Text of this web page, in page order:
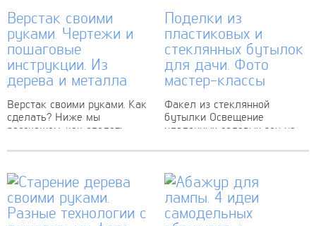
Верстак своими
руками. Чертежи и
пошаговые
инструкции. Из
дерева и металла
Верстак своими руками. Как
сделать? Ниже мы
расскажем, как сделать
металлический верстак
Представленные
конструкции не требуют
использования каких-либо
дефицитных деталей или...
Поделки из
пластиковых и
стеклянных бутылок
для дачи. Фото
мастер-классы
Факел из стеклянной
бутылки Освещение
удаленных садовых зон не
сложно провести
или зону отдыха на участке.
Осветительным прибором
может...